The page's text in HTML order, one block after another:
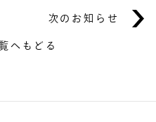
へもどる
次のお知らせ